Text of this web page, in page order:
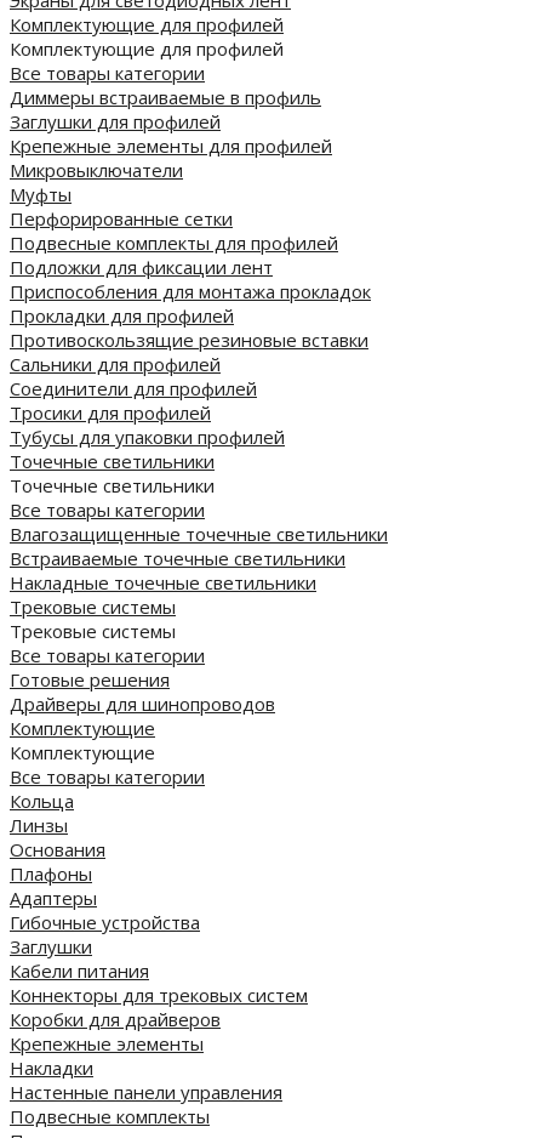
Комплектующие для профилей
Комплектующие для профилей
Все товары категории
Диммеры встраиваемые в профиль
Заглушки для профилей
Крепежные элементы для профилей
Микровыключатели
Муфты
Перфорированные сетки
Подвесные комплекты для профилей
Подложки для фиксации лент
Приспособления для монтажа прокладок
Прокладки для профилей
Противоскользящие резиновые вставки
Сальники для профилей
Соединители для профилей
Тросики для профилей
Тубусы для упаковки профилей
Точечные светильники
Точечные светильники
Все товары категории
Влагозащищенные точечные светильники
Встраиваемые точечные светильники
Накладные точечные светильники
Трековые системы
Трековые системы
Все товары категории
Готовые решения
Драйверы для шинопроводов
Комплектующие
Комплектующие
Все товары категории
Кольца
Линзы
Основания
Плафоны
Адаптеры
Гибочные устройства
Заглушки
Кабели питания
Коннекторы для трековых систем
Коробки для драйверов
Крепежные элементы
Накладки
Настенные панели управления
Подвесные комплекты